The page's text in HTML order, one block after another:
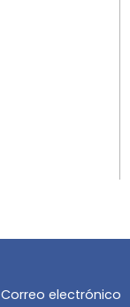
Correo electrónico